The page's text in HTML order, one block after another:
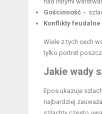
Gościnność –
Konflikty feudalne
Wiele z tych cech
tylko portret
Jakie wady
Epos ukazuje
najbardziej